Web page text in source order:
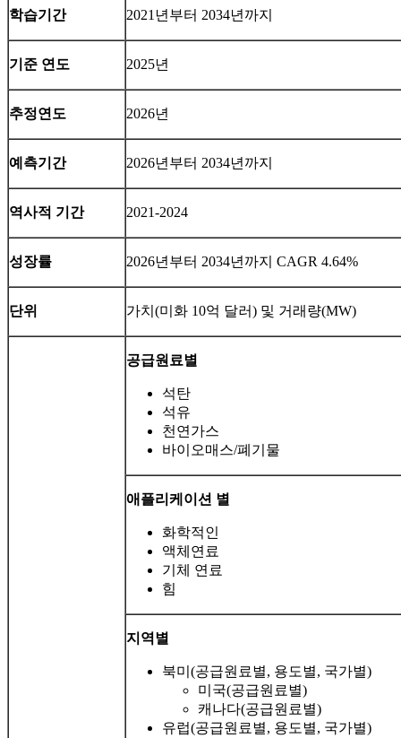
학습기간 2021년부터 2034년까지
기준 연도 2025년
추정연도 2026년
예측기간 2026년부터 2034년까지
역사적 기간 2021-2024
성장률 2026년부터 2034년까지 CAGR 4.64%
단위 가치(미화 10억 달러) 및 거래량(MW)
공급원료별
석탄
석유
천연가스
바이오매스/폐기물
애플리케이션 별
화학적인
액체연료
기체 연료
힘
지역별
북미(공급원료별, 용도별, 국가별)
미국(공급원료별)
캐나다(공급원료별)
유럽(공급원료별, 용도별, 국가별)